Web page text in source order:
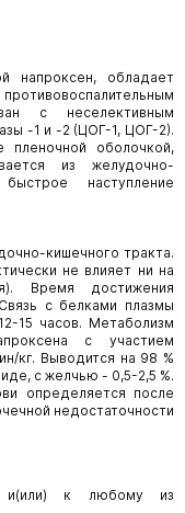
напроксен, обладает
с неселективным
-1 и -2 (ЦОГ-1, ЦОГ-2).
пленочной оболочкой,
из желудочно-
наступление
кишечного тракта.
не влияет ни на
Время достижения
с белками плазмы
15 часов. Метаболизм
с участием
кг. Выводится на 98 %
с желчью - 0,5-2,5 %.
определяется после
недостаточности
и(или) к любому из